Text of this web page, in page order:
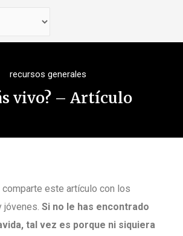
recursos generales
vivo? – Artículo
este artículo con los
jóvenes. Si no le has encontrado
tal vez es porque ni siquiera